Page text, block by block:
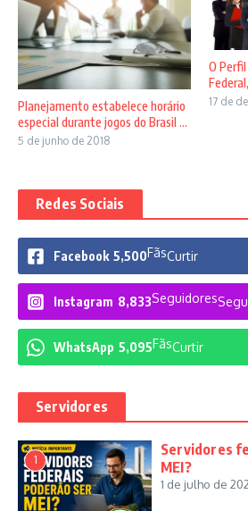
Planejamento estabelece horário
especial durante jogos do Brasil ...
5 de junho de 2018
O
17 de
Redes Sociais
Facebook 5,500FãsCurtir
Instagram 8,833Seguidores
WhatsApp 5,095FãsCurtir
Servidores
1
Servidores
MEI?
1 de julho de